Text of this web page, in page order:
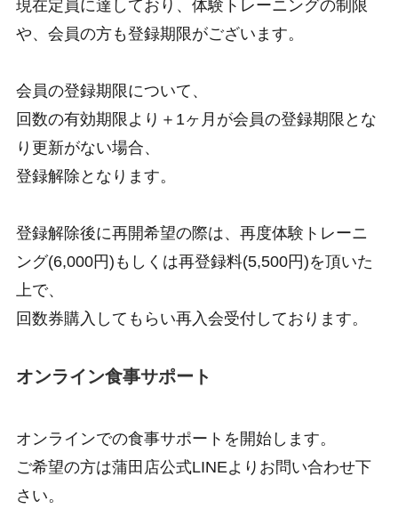
現在定員に達しており、体験トレーニングの制限
や、会員の方も登録期限がございます。
会員の登録期限について、
回数の有効期限より＋1ヶ月が会員の登録期限とな
り更新がない場合、
登録解除となります。
登録解除後に再開希望の際は、再度体験トレーニ
ング(6,000円)もしくは再登録料(5,500円)を頂いた
上で、
回数券購入してもらい再入会受付しております。
オンライン食事サポート
オンラインでの食事サポートを開始します。
ご希望の方は蒲田店公式LINEよりお問い合わせ下
さい。